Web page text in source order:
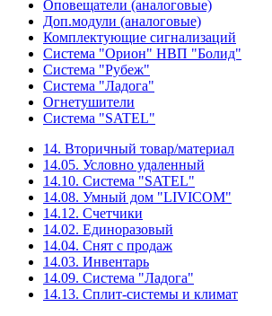
Оповещатели (аналоговые)
Доп.модули (аналоговые)
Комплектующие сигнализаций
Система "Орион" НВП "Болид"
Система "Рубеж"
Система "Ладога"
Огнетушители
Система "SATEL"
14. Вторичный товар/материал
14.05. Условно удаленный
14.10. Система "SATEL"
14.08. Умный дом "LIVICOM"
14.12. Счетчики
14.02. Единоразовый
14.04. Снят с продаж
14.03. Инвентарь
14.09. Система "Ладога"
14.13. Сплит-системы и климат